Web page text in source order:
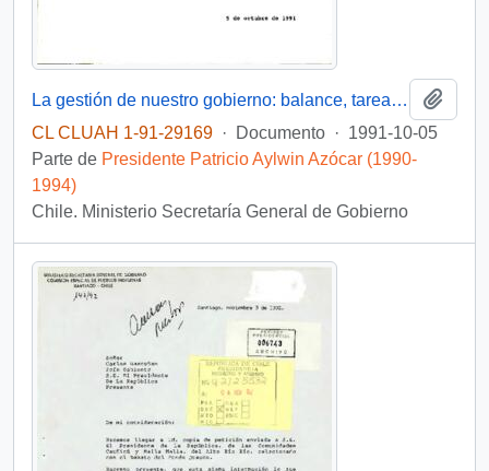
La gestión de nuestro gobierno: balance, tareas y orientaciones (Aprobado por el Presidente de la República para ser distribuido a todos los Ministros y Subsecretarios)
CL CLUAH 1-91-29169 · Documento · 1991-10-05
Parte de Presidente Patricio Aylwin Azócar (1990-
1994)
Chile. Ministerio Secretaría General de Gobierno